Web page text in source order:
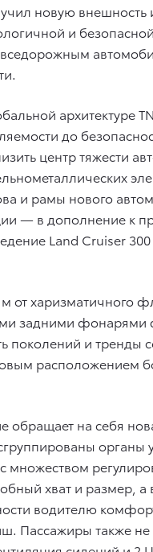
новую
и
архитектуре
до
центр тяжести
и рамы нового
— в дополнение к
Land Cruiser
от
задними фонарями
поколений и
расположением
обращает на себя
хват и размер,
водителю
Пассажиры также